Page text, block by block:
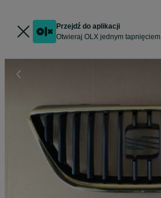
Przejdź do aplikacji
Otwieraj OLX jednym tapnięciem